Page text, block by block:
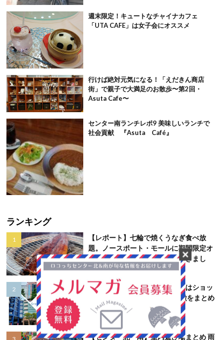
週末限定！キュートなチャイナカフェ
「UTA CAFE」は女子会にオススメ
行けば絶対元気になる！「えだきん商店
街」で親子で大満足のお散歩〜第2回・
Asuta Cafe〜
センター南ランチレポ9 美味しいランチで
社会貢献 『Asuta Café』
ランキング
【レポート】七輪で焼くうなぎ食べ放
題。ノースポート・モールに期間限定オ
ープンした「万福屋」に行ってきまし
た！
横浜センター北・センター南にはショッ
ピングモールがいっぱい！ 特徴をまとめ
てご紹介
【センター北・南】室内遊び場まとめ 雨